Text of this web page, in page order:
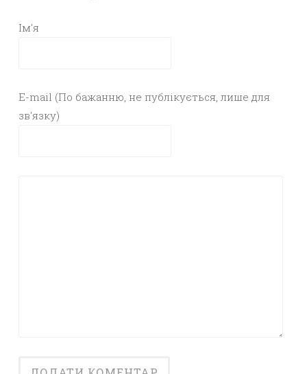
Ім'я
E-mail (По бажанню, не публікується, лише для
зв'язку)